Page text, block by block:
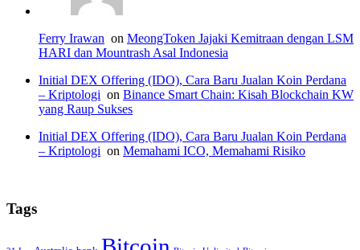
Ferry Irawan on MeongToken Jajaki Kemitraan dengan LSM
HARI dan Mountrash Asal Indonesia
Initial DEX Offering (IDO), Cara Baru Jualan Koin Perdana
– Kriptologi on Binance Smart Chain: Kisah Blockchain KW
yang Raup Sukses
Initial DEX Offering (IDO), Cara Baru Jualan Koin Perdana
– Kriptologi on Memahami ICO, Memahami Risiko
Tags